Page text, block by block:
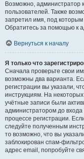
Возможно, администратор
пользователей. Также
запретил имя, под которым
Обратитесь за помощью к
Вернуться к началу
Я только что
Сначала проверьте свои
возможны два варианта.
регистрации вы указали,
инструкциям. На
учётные записи были
администратором до
процессе регистрации.
следуйте полученным
то возможно, что вы
заблокирован спам-
адрес email, попробуйте